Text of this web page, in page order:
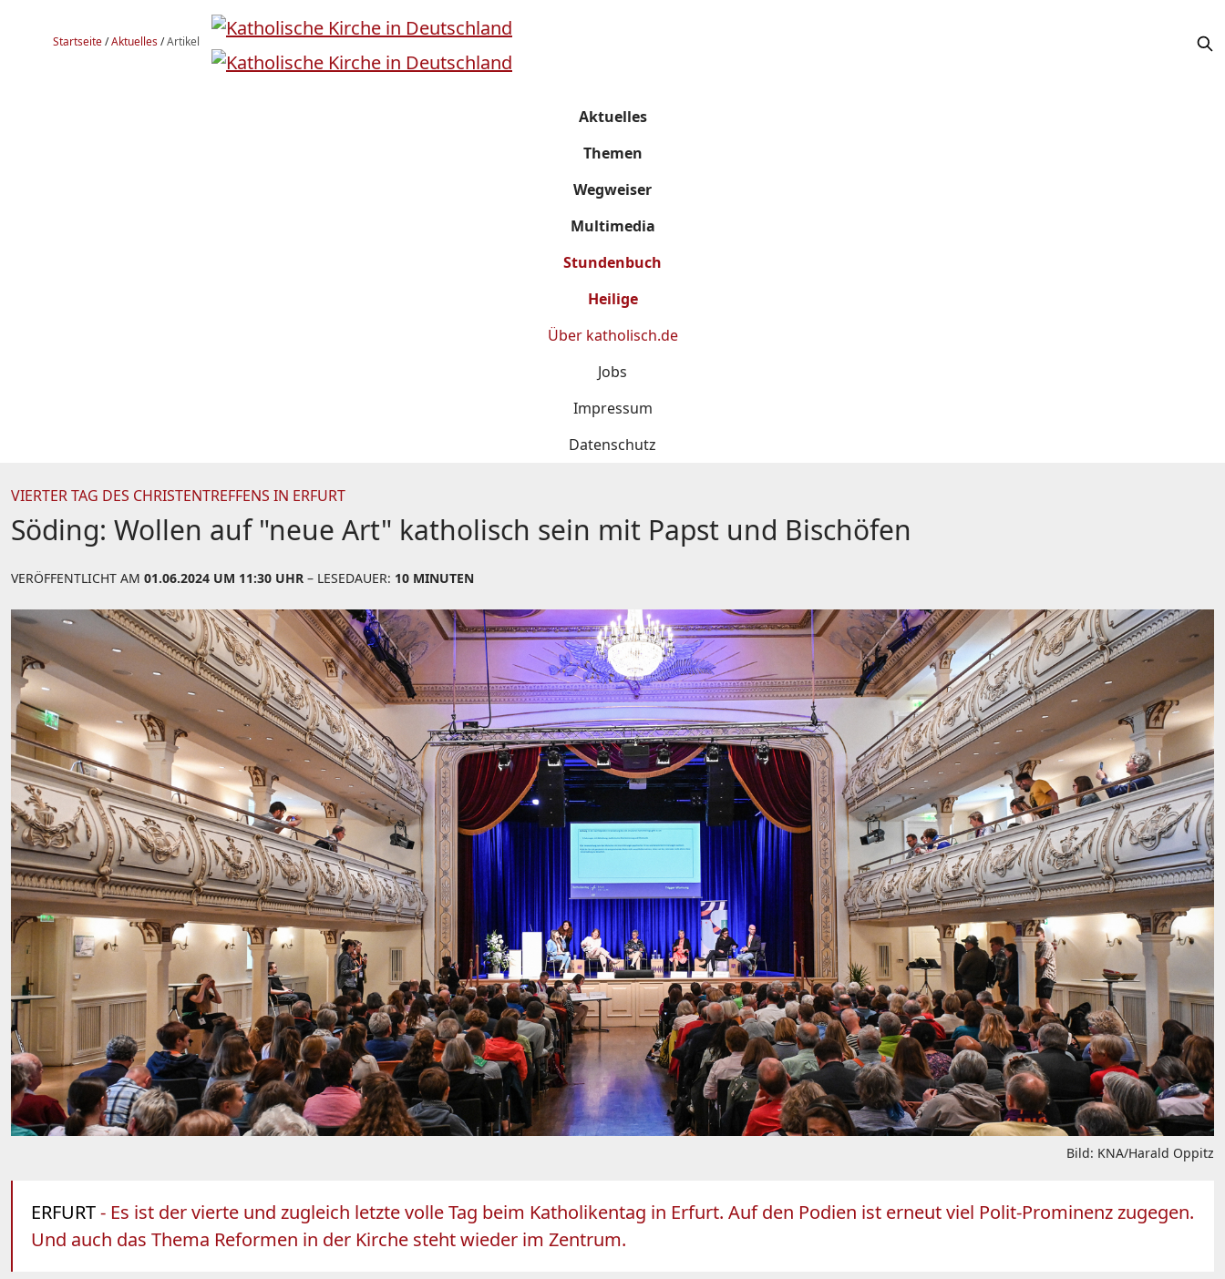
Startseite/Aktuelles/Artikel
Aktuelles
Themen
Wegweiser
Multimedia
Stundenbuch
Heilige
Über katholisch.de
Jobs
Impressum
Datenschutz
VIERTER TAG DES CHRISTENTREFFENS IN ERFURT
Söding: Wollen auf "neue Art" katholisch sein mit Papst und Bischöfen
VERÖFFENTLICHT AM 01.06.2024 UM 11:30 UHR – LESEDAUER: 10 MINUTEN
Bild: KNA/Harald Oppitz
ERFURT- Es ist der vierte und zugleich letzte volle Tag beim Katholikentag in Erfurt. Auf den Podien ist erneut viel Polit-Prominenz zugegen.
Und auch das Thema Reformen in der Kirche steht wieder im Zentrum.